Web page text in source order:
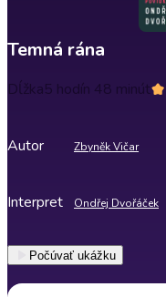
Temná rána
Dĺžka5 hodín 48 minút
Autor Zbyněk Vičar
Interpret Ondřej Dvořáček
Počúvať ukážku